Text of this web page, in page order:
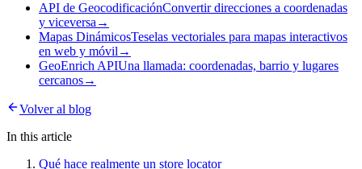
API de GeocodificaciónConvertir direcciones a coordenadas
y viceversa →
Mapas DinámicosTeselas vectoriales para mapas interactivos
en web y móvil →
GeoEnrich APIUna llamada: coordenadas, barrio y lugares
cercanos→
Volver al blog
In this article
Qué hace realmente un store locator